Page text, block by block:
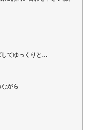
してゆっくりと…
がら